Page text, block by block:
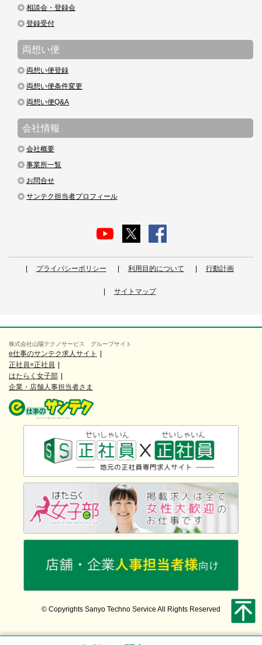
相談会・登録会
登録受付
両想い便
両想い便登録
両想い便条件変更
両想い便Q&A
会社情報
会社概要
事業所一覧
お問合せ
サンテク担当者プロフィール
プライバシーポリシー 利用目的について 行動計画
サイトマップ
株式会社山陽テクノサービス グループサイト
e仕事のサンテク求人サイト
正社員×正社員
はたらく女子部
企業・店舗人事担当者さま
© Copyrights Sanyo Techno Service All Rights Reserved